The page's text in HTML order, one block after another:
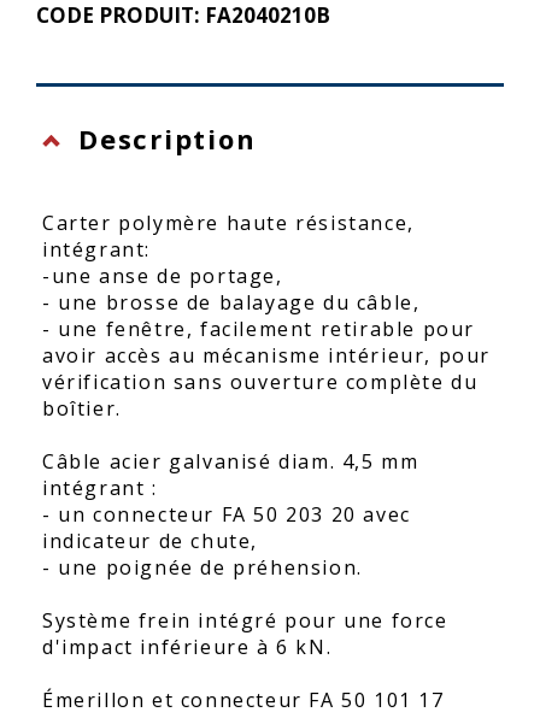
CODE PRODUIT: FA2040210B
Description
Carter polymère haute résistance,
intégrant:
-une anse de portage,
- une brosse de balayage du câble,
- une fenêtre, facilement retirable pour
avoir accès au mécanisme intérieur, pour
vérification sans ouverture complète du
boîtier.
Câble acier galvanisé diam. 4,5 mm
intégrant :
- un connecteur FA 50 203 20 avec
indicateur de chute,
- une poignée de préhension.
Système frein intégré pour une force
d'impact inférieure à 6 kN.
Émerillon et connecteur FA 50 101 17